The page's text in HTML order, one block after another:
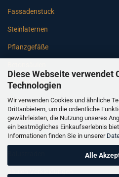
Diese Webseite verwendet
Technologien
Wir verwenden Cookies und ähnliche
Drittanbietern, um die ordentliche
gewährleisten, die Nutzung unseres
ein bestmögliches Einkaufserlebnis
Informationen finden Sie in unserer
Alle
Fassadenstuck
Steinlaternen
Pflanzgefäße
Gartenbänke
Pfeiler
Gartenbrunnen
Gartenfiguren